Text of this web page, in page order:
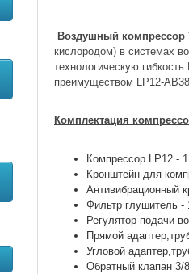
Воздушный компрессор
кислородом) в системах
технологическую
преимуществом LP12-
Комплектация
Компрессор LP12 -
Кронштейн для
Антивибрационный
Фильтр глушитель -
Регулятор подачи
Прямой
Угловой
Обратный клапан 3/